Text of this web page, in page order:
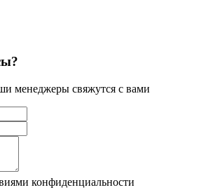
менеджеры свяжутся с вами
конфиденциальности